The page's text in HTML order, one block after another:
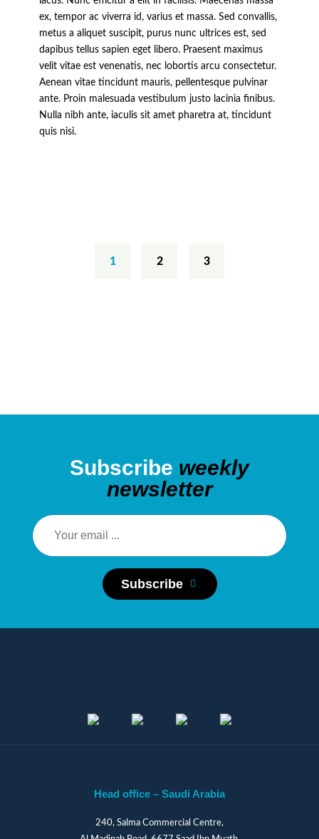
ex, tempor ac viverra id, varius et massa. Sed convallis,
metus a aliquet suscipit, purus nunc ultrices est, sed
dapibus tellus sapien eget libero. Praesent maximus
velit vitae est venenatis, nec lobortis arcu consectetur.
Aenean vitae tincidunt mauris, pellentesque pulvinar
ante. Proin malesuada vestibulum justo lacinia finibus.
Nulla nibh ante, iaculis sit amet pharetra at, tincidunt
quis nisi.
1 2 3
Subscribe weekly
newsletter
Subscribe
Head office – Saudi Arabia
240, Salma Commercial Centre,